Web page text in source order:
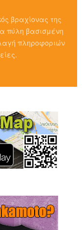
βραχίονας της
πύλη βασισμένη
πληροφοριών